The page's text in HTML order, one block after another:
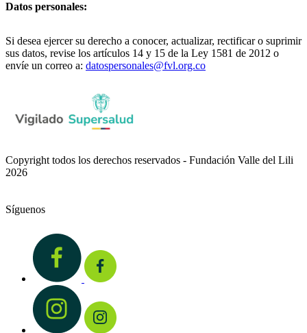
Datos personales:
Si desea ejercer su derecho a conocer, actualizar, rectificar o suprimir
sus datos, revise los artículos 14 y 15 de la Ley 1581 de 2012 o
envíe un correo a: datospersonales@fvl.org.co
Copyright todos los derechos reservados - Fundación Valle del Lili
2026
Síguenos